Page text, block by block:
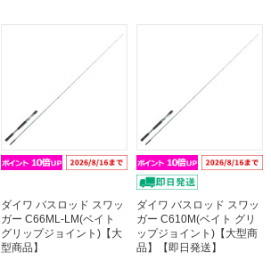
ダイワ バスロッド スワッ
ガー C66ML-LM(ベイト
グリップジョイント)【大
型商品】
ダイワ バスロッド スワッ
ガー C610M(ベイト グリ
ップジョイント)【大型商
品】【即日発送】